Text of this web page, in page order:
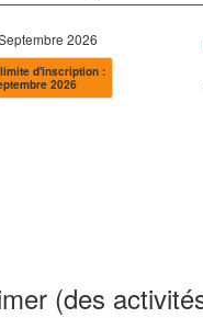
2026
d'inscription :
2026
(des